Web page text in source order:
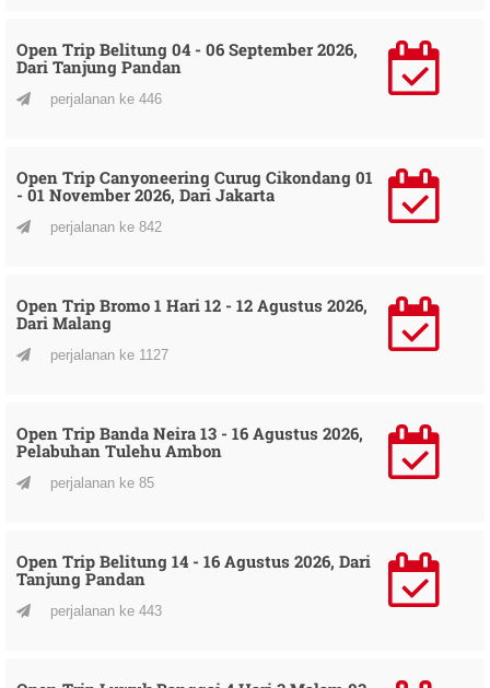
Open Trip Belitung 04 - 06 September 2026,
Dari Tanjung Pandan
perjalanan ke 446
Open Trip Canyoneering Curug Cikondang 01
- 01 November 2026, Dari Jakarta
perjalanan ke 842
Open Trip Bromo 1 Hari 12 - 12 Agustus 2026,
Dari Malang
perjalanan ke 1127
Open Trip Banda Neira 13 - 16 Agustus 2026,
Pelabuhan Tulehu Ambon
perjalanan ke 85
Open Trip Belitung 14 - 16 Agustus 2026, Dari
Tanjung Pandan
perjalanan ke 443